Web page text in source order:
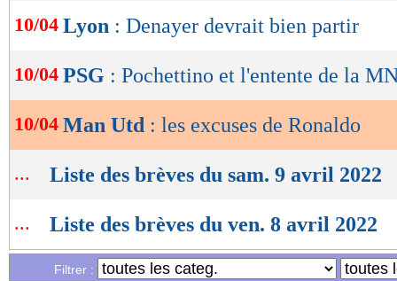
10/04 Lyon : Denayer devrait bien partir
10/04 PSG : Pochettino et l'entente de la
10/04 Man Utd : les excuses de Ronaldo
... Liste des brèves du sam. 9 avril 2022
... Liste des brèves du ven. 8 avril 2022
Filtrer :